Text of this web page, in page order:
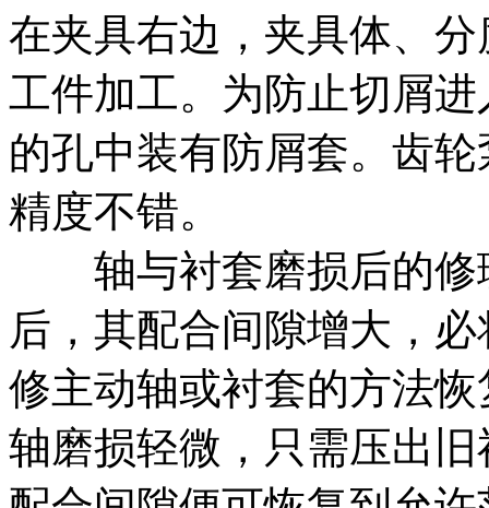
在夹具右边，夹具体、
工件加工。为防止切屑
的孔中装有防屑套。齿
精度不错。
轴与衬套磨损后的修
后，其配合间隙增大，
修主动轴或衬套的方法
轴磨损轻微，只需压出